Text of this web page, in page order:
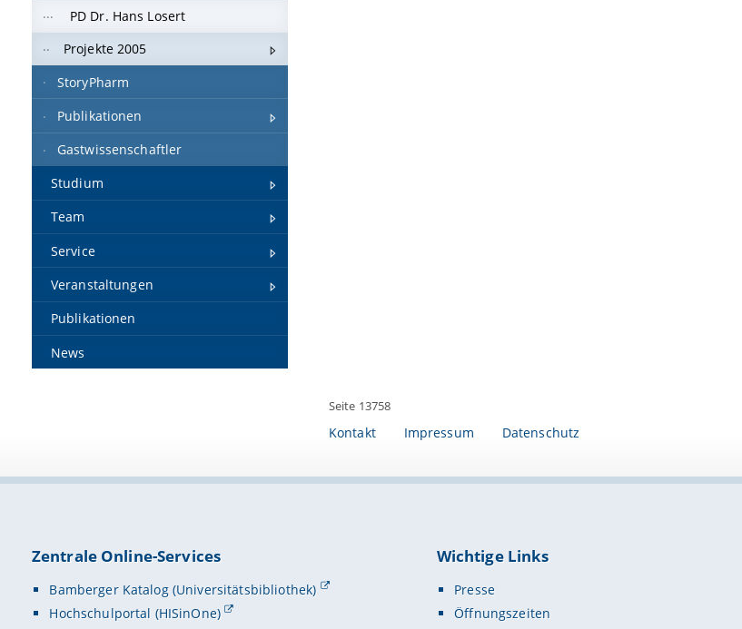
PD Dr. Hans Losert
Projekte 2005
StoryPharm
Publikationen
Gastwissenschaftler
Studium
Team
Service
Veranstaltungen
Publikationen
News
Seite 13758
Kontakt Impressum Datenschutz
Zentrale Online-Services
Bamberger Katalog (Universitätsbibliothek)
Hochschulportal (HISinOne)
Wichtige Links
Presse
Öffnungszeiten